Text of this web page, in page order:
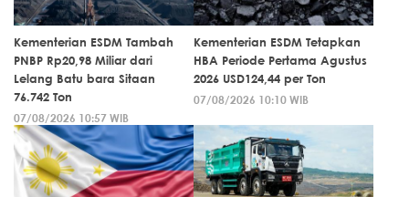
Kementerian ESDM Tambah
PNBP Rp20,98 Miliar dari
Lelang Batu bara Sitaan
76.742 Ton
07/08/2026 10:57 WIB
Kementerian ESDM Tetapkan
HBA Periode Pertama Agustus
2026 USD124,44 per Ton
07/08/2026 10:10 WIB